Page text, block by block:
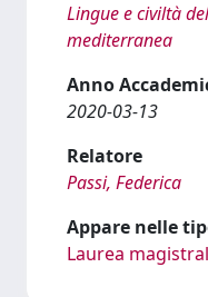
Lingue e civiltà
mediterranea
Anno
2020-03-13
Relatore
Passi, Federica
Appare nelle
Laurea